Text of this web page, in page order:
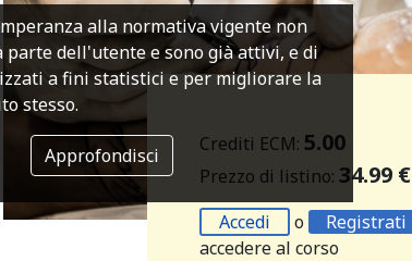
Crediti ECM: 5.00
Prezzo di listino: 34.99 €
Accedi o Registrati
accedere al corso
alla normativa vigente non
parte dell'utente e sono già attivi, e di
a fini statistici e per migliorare la
stesso.
Approfondisci